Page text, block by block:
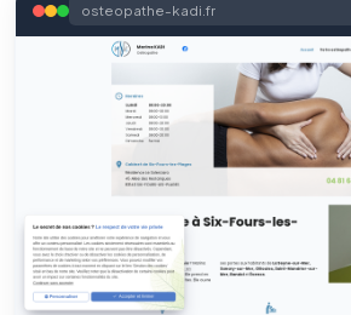
osteopathe-kadi.fr